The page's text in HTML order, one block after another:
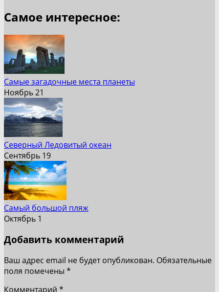
Самое интересное:
Самые загадочные места планеты
Ноябрь 21
Северный Ледовитый океан
Сентябрь 19
Самый большой пляж
Октябрь 1
Добавить комментарий
Ваш адрес email не будет опубликован. Обязательные
поля помечены *
Комментарий *